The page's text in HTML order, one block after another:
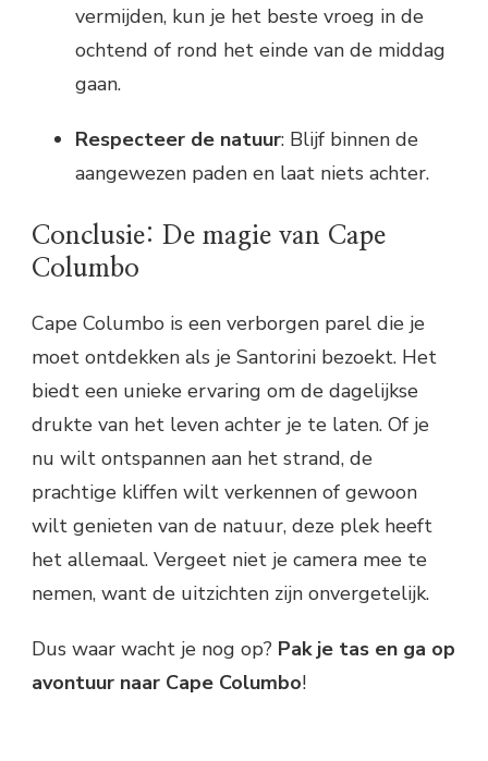
vermijden, kun je het beste vroeg in de
ochtend of rond het einde van de middag
gaan.
Respecteer de natuur: Blijf binnen de
aangewezen paden en laat niets achter.
Conclusie: De magie van Cape
Columbo
Cape Columbo is een verborgen parel die je
moet ontdekken als je Santorini bezoekt. Het
biedt een unieke ervaring om de dagelijkse
drukte van het leven achter je te laten. Of je
nu wilt ontspannen aan het strand, de
prachtige kliffen wilt verkennen of gewoon
wilt genieten van de natuur, deze plek heeft
het allemaal. Vergeet niet je camera mee te
nemen, want de uitzichten zijn onvergetelijk.
Dus waar wacht je nog op? Pak je tas en ga op
avontuur naar Cape Columbo!